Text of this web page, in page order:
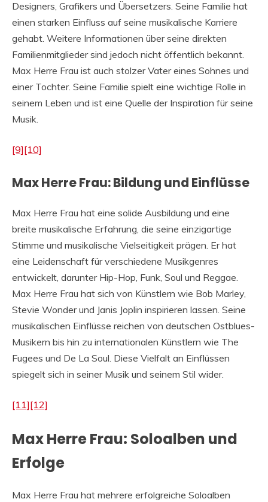
Designers, Grafikers und Übersetzers. Seine Familie hat
einen starken Einfluss auf seine musikalische Karriere
gehabt. Weitere Informationen über seine direkten
Familienmitglieder sind jedoch nicht öffentlich bekannt.
Max Herre Frau ist auch stolzer Vater eines Sohnes und
einer Tochter. Seine Familie spielt eine wichtige Rolle in
seinem Leben und ist eine Quelle der Inspiration für seine
Musik.
[9][10]
Max Herre Frau: Bildung und Einflüsse
Max Herre Frau hat eine solide Ausbildung und eine
breite musikalische Erfahrung, die seine einzigartige
Stimme und musikalische Vielseitigkeit prägen. Er hat
eine Leidenschaft für verschiedene Musikgenres
entwickelt, darunter Hip-Hop, Funk, Soul und Reggae.
Max Herre Frau hat sich von Künstlern wie Bob Marley,
Stevie Wonder und Janis Joplin inspirieren lassen. Seine
musikalischen Einflüsse reichen von deutschen Ostblues-
Musikern bis hin zu internationalen Künstlern wie The
Fugees und De La Soul. Diese Vielfalt an Einflüssen
spiegelt sich in seiner Musik und seinem Stil wider.
[11][12]
Max Herre Frau: Soloalben und
Erfolge
Max Herre Frau hat mehrere erfolgreiche Soloalben